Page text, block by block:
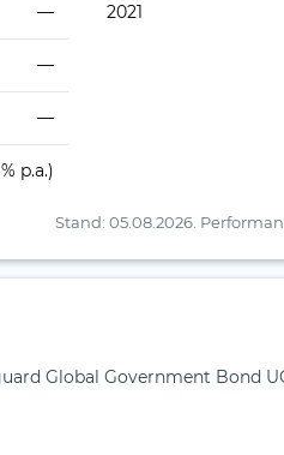
—
—
—
p.a.)
2021
Stand: 05.08.2026.
Global Government Bond